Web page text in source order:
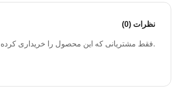
نظرات (0)
.فقط مشتریانی که این محصول را خریداری کرده